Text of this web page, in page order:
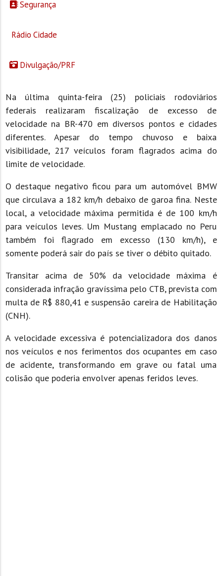
Segurança
Rádio Cidade
Divulgação/PRF
Na última quinta-feira (25) policiais rodoviários
federais realizaram fiscalização de excesso de
velocidade na BR-470 em diversos pontos e cidades
diferentes. Apesar do tempo chuvoso e baixa
visibilidade, 217 veículos foram flagrados acima do
limite de velocidade.
O destaque negativo ficou para um automóvel BMW
que circulava a 182 km/h debaixo de garoa fina. Neste
local, a velocidade máxima permitida é de 100 km/h
para veículos leves. Um Mustang emplacado no Peru
também foi flagrado em excesso (130 km/h), e
somente poderá sair do país se tiver o débito quitado.
Transitar acima de 50% da velocidade máxima é
considerada infração gravíssima pelo CTB, prevista com
multa de R$ 880,41 e suspensão careira de Habilitação
(CNH).
A velocidade excessiva é potencializadora dos danos
nos veículos e nos ferimentos dos ocupantes em caso
de acidente, transformando em grave ou fatal uma
colisão que poderia envolver apenas feridos leves.